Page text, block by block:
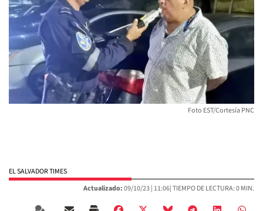
Foto EST/Cortesía PNC
EL SALVADOR TIMES
Actualizado:09/10/23 | 11:06| TIEMPO DE LECTURA: 0 MIN.